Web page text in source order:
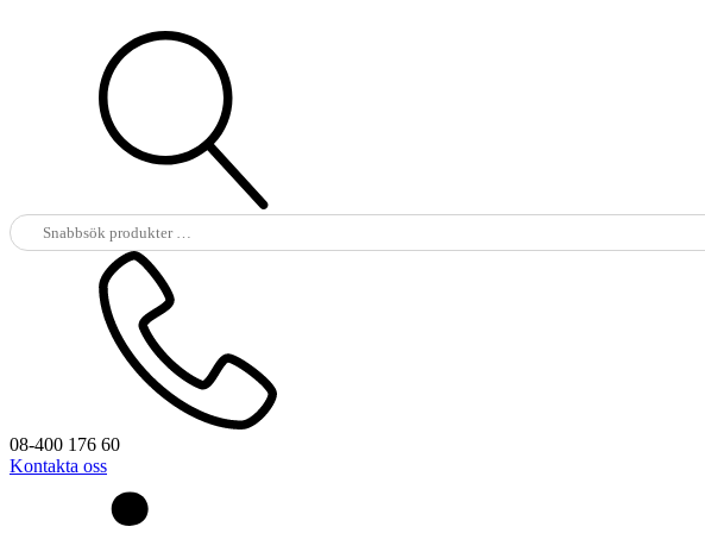
Sök
efter:
08-400 176 60
Kontakta oss